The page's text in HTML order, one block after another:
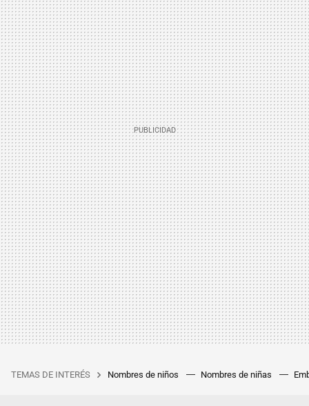
TEMAS DE INTERÉS Nombres de niños Nombres de niñas